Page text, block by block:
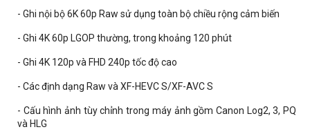
- Ghi nội bộ 6K 60p Raw sử dụng toàn bộ chiều rộng cảm biến
- Ghi 4K 60p LGOP thường, trong khoảng 120 phút
- Ghi 4K 120p và FHD 240p tốc độ cao
- Các định dạng Raw và XF-HEVC S/XF-AVC S
- Cấu hình ảnh tùy chỉnh trong máy ảnh gồm Canon Log2, 3, PQ
và HLG